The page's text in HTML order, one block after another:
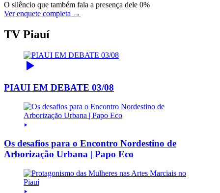
O silêncio que também fala a presença dele 0%
Ver enquete completa →
TV Piauí
PIAUI EM DEBATE 03/08
Os desafios para o Encontro Nordestino de
Arborização Urbana | Papo Eco